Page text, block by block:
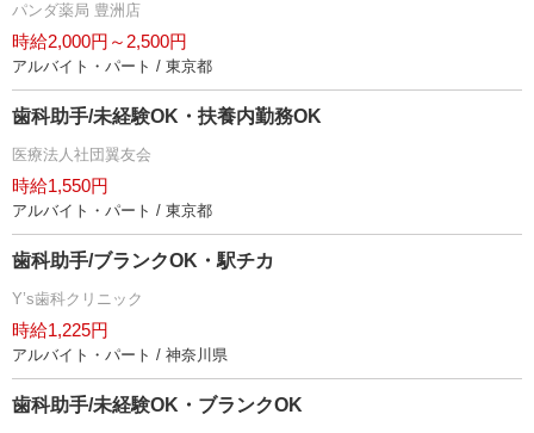
パンダ薬局 豊洲店
時給2,000円～2,500円
アルバイト・パート / 東京都
歯科助手/未経験OK・扶養内勤務OK
医療法人社団翼友会
時給1,550円
アルバイト・パート / 東京都
歯科助手/ブランクOK・駅チカ
Y’s歯科クリニック
時給1,225円
アルバイト・パート / 神奈川県
歯科助手/未経験OK・ブランクOK